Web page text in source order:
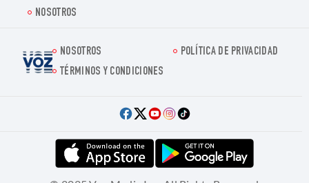
NOSOTROS
Voz.us
NOSOTROS
POLÍTICA DE PRIVACIDAD
TÉRMINOS Y CONDICIONES